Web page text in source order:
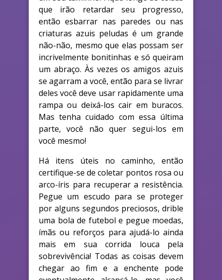
que irão retardar seu progresso,
então esbarrar nas paredes ou nas
criaturas azuis peludas é um grande
não-não, mesmo que elas possam ser
incrivelmente bonitinhas e só queiram
um abraço. Às vezes os amigos azuis
se agarram a você, então para se livrar
deles você deve usar rapidamente uma
rampa ou deixá-los cair em buracos.
Mas tenha cuidado com essa última
parte, você não quer segui-los em
você mesmo!
Há itens úteis no caminho, então
certifique-se de coletar pontos rosa ou
arco-íris para recuperar a resistência.
Pegue um escudo para se proteger
por alguns segundos preciosos, drible
uma bola de futebol e pegue moedas,
ímãs ou reforços para ajudá-lo ainda
mais em sua corrida louca pela
sobrevivência! Todas as coisas devem
chegar ao fim e a enchente pode